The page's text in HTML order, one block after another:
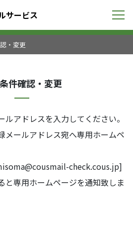
サービス
・変更
件確認・変更
アドレスを入力してください。
メールアドレス宛へ専用ホームペ
check.cous.jp]
と専用ホームページを通知致しま